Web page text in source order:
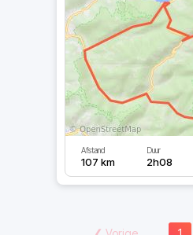
Afstand
107 km
Duur
2h08